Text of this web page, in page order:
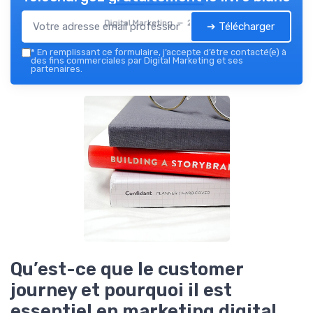
Digital Marketing — 2026 ➔ Télécharger
* En remplissant ce formulaire, j’accepte d’être contacté(e) à
des fins commerciales par Digital Marketing et ses
partenaires.
Qu’est-ce que le customer
journey et pourquoi il est